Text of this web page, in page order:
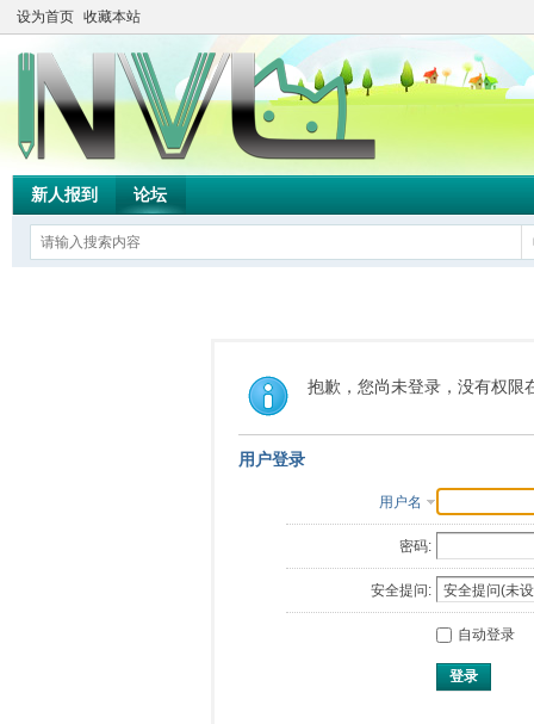
设为首页 收藏本站
新人报到 论坛
抱歉，您尚未登录，没有权限
用户登录
用户名
密码:
安全提问:
自动登录
登录